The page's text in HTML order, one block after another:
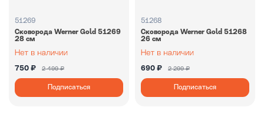
51269
Сковорода Werner Gold 51269
28 см
750 ₽ 2 499 ₽
Подписаться
51268
Сковорода Werner Gold 51268
26 см
690 ₽ 2 299 ₽
Подписаться